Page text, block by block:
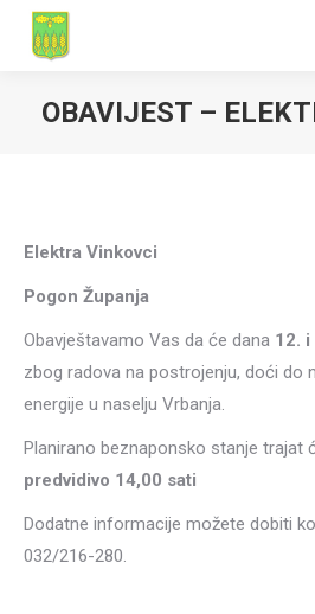
OBAVIJEST –
Elektra Vinkovci
Pogon Županja
Obavještavamo Vas da će dana 12. i
zbog radova na postrojenju, doći do
energije u naselju Vrbanja.
Planirano beznaponsko stanje trajat
predvidivo 14,00 sati
Dodatne informacije možete dobiti
032/216-280.